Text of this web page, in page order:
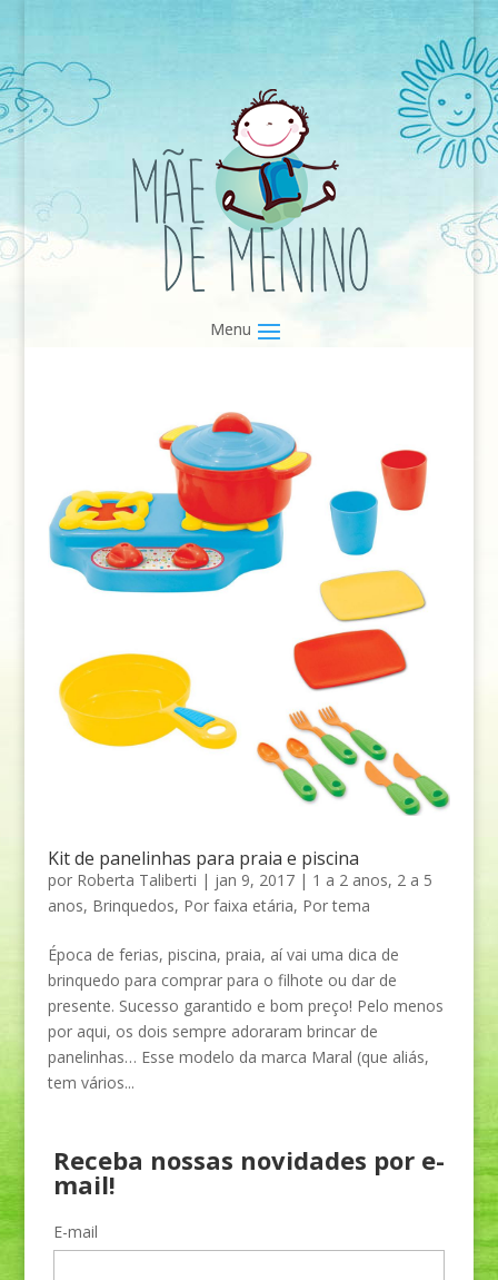
Kit de panelinhas para praia e piscina
por Roberta Taliberti | jan 9, 2017| 1 a 2 anos, 2 a 5
anos, Brinquedos, Por faixa etária, Por tema
Época de ferias, piscina, praia, aí vai uma dica de
brinquedo para comprar para o filhote ou dar de
presente. Sucesso garantido e bom preço! Pelo menos
por aqui, os dois sempre adoraram brincar de
panelinhas… Esse modelo da marca Maral (que aliás,
tem vários...
Receba nossas novidades por e-
mail!
E-mail